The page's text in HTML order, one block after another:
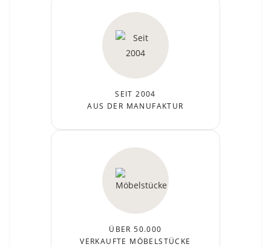
SEIT 2004
AUS DER MANUFAKTUR
ÜBER 50.000
VERKAUFTE MÖBELSTÜCKE